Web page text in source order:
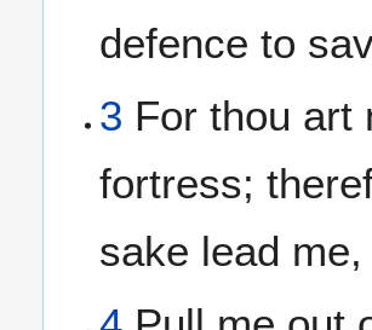
defence to
3 For thou art
fortress;
sake lead